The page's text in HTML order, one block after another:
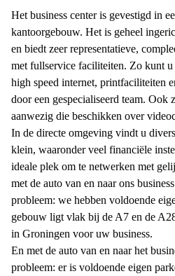
Het business center is gevestigd in
kantoorgebouw. Het is geheel
en biedt zeer representatieve,
met fullservice faciliteiten. Zo kunt
high speed internet, printfaciliteiten
door een gespecialiseerd team.
aanwezig die beschikken over
In de directe omgeving vindt u
klein, waaronder veel financiële
ideale plek om te netwerken met
met de auto van en naar ons
probleem: we hebben voldoende
gebouw ligt vlak bij de A7 en de
in Groningen voor uw business.
En met de auto van en naar het
probleem: er is voldoende eigen